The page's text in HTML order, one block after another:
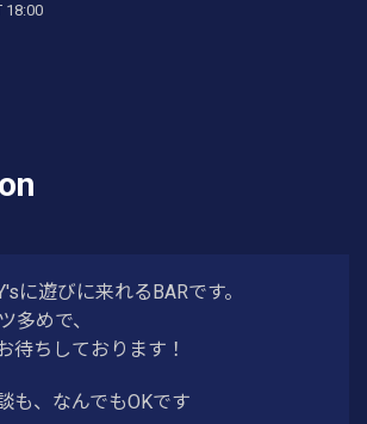
18:00
に遊びに来れるBARです。
多めで、
待ちしております！
も、なんでもOKです